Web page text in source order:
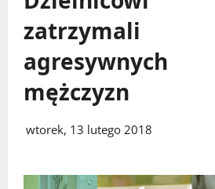
zatrzymali
agresywnych
mężczyzn
wtorek, 13 lutego 2018